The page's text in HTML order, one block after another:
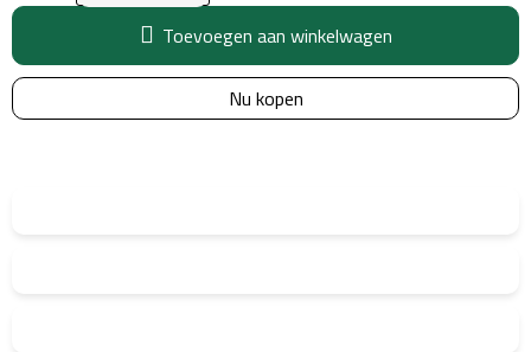
Toevoegen aan winkelwagen
Nu kopen